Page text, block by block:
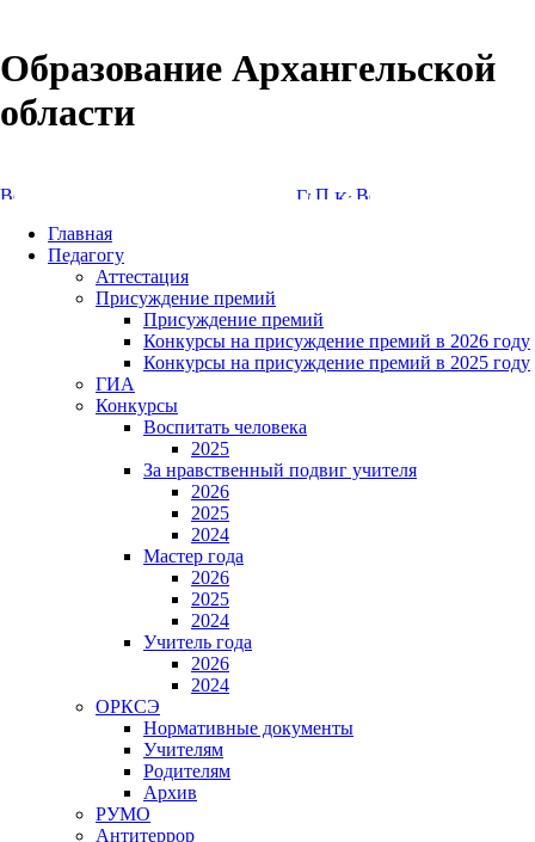
Образование Архангельской
области
Главная
Педагогу
Аттестация
Присуждение премий
Присуждение премий
Конкурсы на присуждение премий в 2026 году
Конкурсы на присуждение премий в 2025 году
ГИА
Конкурсы
Воспитать человека
2025
За нравственный подвиг учителя
2026
2025
2024
Мастер года
2026
2025
2024
Учитель года
2026
2024
ОРКСЭ
Нормативные документы
Учителям
Родителям
Архив
РУМО
Антитеррор